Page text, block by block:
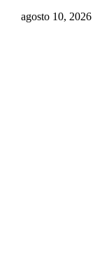
agosto 10, 2026